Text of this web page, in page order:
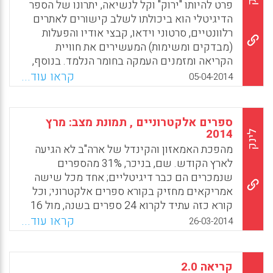
Mei Huang, 2014).
WhatsApp
Facebook
Email
X
פרט להיותו "ירוק" וקל לנשיאה, יתרונו של הספר
הדיגיטלי הוא ביכולתו לשלב קישורים לאתרים
רלוונטיים, סרטוני וידאו, קבצי אודיו והפעלות
(מבדקים ומשימות) המעשירים את חוויית
הקריאה ומזמנים העמקה בחומר הנלמד. בנוסף,
הספר הדיגיטלי שומר על עדכניותו, משום היכולת
לעדכנו ON-LINE. בחוזר מנכ"ל הוגדרו שלוש
רמות פיתוח לספרי לימוד דיגיטליים ( אפרת
מעטוף )
WhatsApp
Facebook
Email
X
05-04-2014 קראו עוד...
לינק
ספרים אלקטרוניים , תמונת מצב: מרץ
2014
מהפכת האמאזון והקינדל של ארה"ב לא הגיעה
לארץ הקודש. שם, בניכר, 31% מהספרים
שנמכרים הם כבר דיגיטליים; אחד מכל שישה
אמריקאים מחזיק בקורא ספרים אלקטרוני; וכל
קורא כזה עתיד לקרוא 24 ספרים בשנה, מול 16
למי שקורא ספרי נייר ( עמי סלנט) .
WhatsApp
Facebook
Email
X
26-03-2014 קראו עוד...
קריאה 2.0